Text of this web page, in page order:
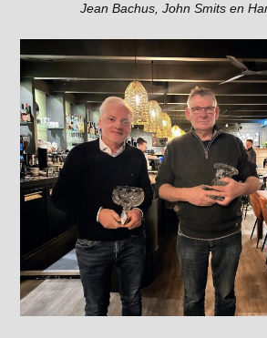
Jean Bachus, John Smits en